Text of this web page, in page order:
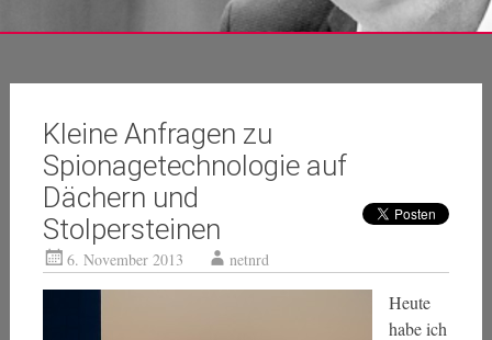
Kleine Anfragen zu
Spionagetechnologie auf
Dächern und
Stolpersteinen
6. November 2013 netnrd
Heute
habe ich